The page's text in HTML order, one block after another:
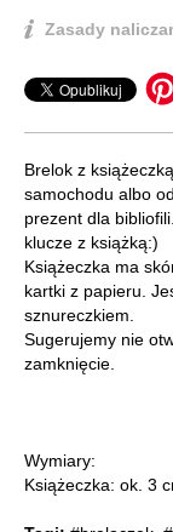
Zasady
Brelok z
samochodu albo
prezent dla
klucze z książką:)
Książeczka ma
kartki z papieru.
sznureczkiem.
Sugerujemy nie
zamknięcie.
Wymiary:
Książeczka: ok. 3